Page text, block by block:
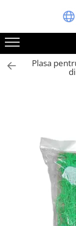
Toate Produsele
Articole animale
Adapatoare animale
Bucatarii de vara
Articole ambalare
Articole bucatarie
Articole mobila
Articole organizare
Plasa